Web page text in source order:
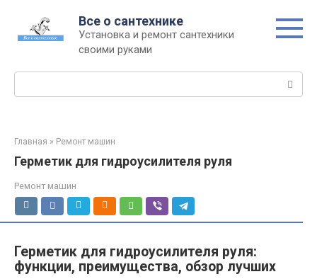
контенту
Все о сантехнике
Установка и ремонт сантехники
своими руками
Главная » Ремонт машин
Герметик для гидроусилителя руля
Ремонт машин
Герметик для гидроусилителя руля:
функции, преимущества, обзор лучших